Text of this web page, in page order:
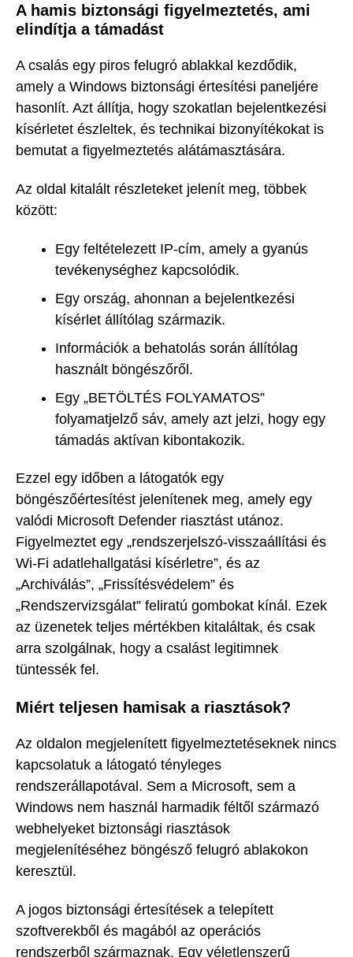
A hamis biztonsági figyelmeztetés, ami
elindítja a támadást
A csalás egy piros felugró ablakkal kezdődik,
amely a Windows biztonsági értesítési paneljére
hasonlít. Azt állítja, hogy szokatlan bejelentkezési
kísérletet észleltek, és technikai bizonyítékokat is
bemutat a figyelmeztetés alátámasztására.
Az oldal kitalált részleteket jelenít meg, többek
között:
Egy feltételezett IP-cím, amely a gyanús
tevékenységhez kapcsolódik.
Egy ország, ahonnan a bejelentkezési
kísérlet állítólag származik.
Információk a behatolás során állítólag
használt böngészőről.
Egy „BETÖLTÉS FOLYAMATOS”
folyamatjelző sáv, amely azt jelzi, hogy egy
támadás aktívan kibontakozik.
Ezzel egy időben a látogatók egy
böngészőértesítést jelenítenek meg, amely egy
valódi Microsoft Defender riasztást utánoz.
Figyelmeztet egy „rendszerjelszó-visszaállítási és
Wi-Fi adatlehallgatási kísérletre”, és az
„Archiválás”, „Frissítésvédelem” és
„Rendszervizsgálat” feliratú gombokat kínál. Ezek
az üzenetek teljes mértékben kitaláltak, és csak
arra szolgálnak, hogy a csalást legitimnek
tüntessék fel.
Miért teljesen hamisak a riasztások?
Az oldalon megjelenített figyelmeztetéseknek nincs
kapcsolatuk a látogató tényleges
rendszerállapotával. Sem a Microsoft, sem a
Windows nem használ harmadik féltől származó
webhelyeket biztonsági riasztások
megjelenítéséhez böngésző felugró ablakokon
keresztül.
A jogos biztonsági értesítések a telepített
szoftverekből és magából az operációs
rendszerből származnak. Egy véletlenszerű